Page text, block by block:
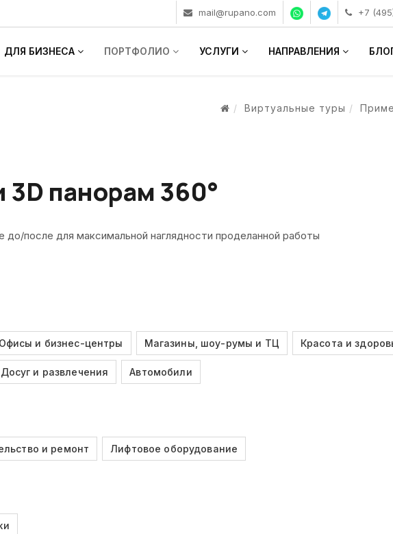
mail@rupano.com +7
ДЛЯ БИЗНЕСА ПОРТФОЛИО УСЛУГИ НАПРАВЛЕНИЯ
Виртуальные туры
панорам 360°
после для максимальной наглядности проделанной работы
Офисы и бизнес-центры Магазины, шоу-румы и ТЦ Красота и
Досуг и развлечения Автомобили
и ремонт Лифтовое оборудование